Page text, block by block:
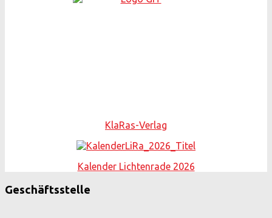
KlaRas-Verlag
Kalender Lichtenrade 2026
Geschäftsstelle